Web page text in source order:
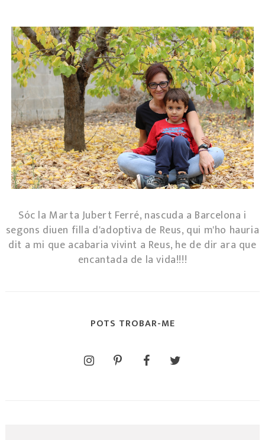
Sóc la Marta Jubert Ferré, nascuda a Barcelona i
segons diuen filla d'adoptiva de Reus, qui m'ho hauria
dit a mi que acabaria vivint a Reus, he de dir ara que
encantada de la vida!!!!
POTS TROBAR-ME